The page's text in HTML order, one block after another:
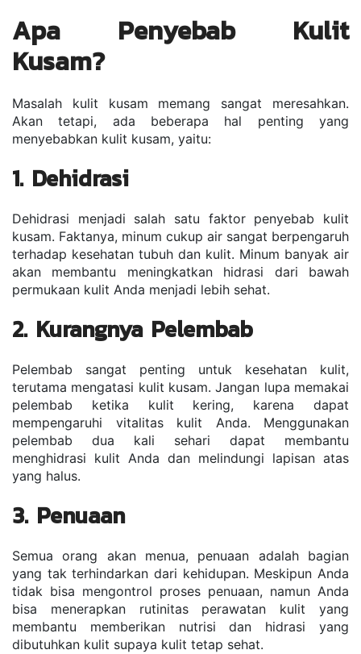
Apa Penyebab Kulit
Kusam?
Masalah kulit kusam memang sangat meresahkan.
Akan tetapi, ada beberapa hal penting yang
menyebabkan kulit kusam, yaitu:
1. Dehidrasi
Dehidrasi menjadi salah satu faktor penyebab kulit
kusam. Faktanya, minum cukup air sangat berpengaruh
terhadap kesehatan tubuh dan kulit. Minum banyak air
akan membantu meningkatkan hidrasi dari bawah
permukaan kulit Anda menjadi lebih sehat.
2. Kurangnya Pelembab
Pelembab sangat penting untuk kesehatan kulit,
terutama mengatasi kulit kusam. Jangan lupa memakai
pelembab ketika kulit kering, karena dapat
mempengaruhi vitalitas kulit Anda. Menggunakan
pelembab dua kali sehari dapat membantu
menghidrasi kulit Anda dan melindungi lapisan atas
yang halus.
3. Penuaan
Semua orang akan menua, penuaan adalah bagian
yang tak terhindarkan dari kehidupan. Meskipun Anda
tidak bisa mengontrol proses penuaan, namun Anda
bisa menerapkan rutinitas perawatan kulit yang
membantu memberikan nutrisi dan hidrasi yang
dibutuhkan kulit supaya kulit tetap sehat.